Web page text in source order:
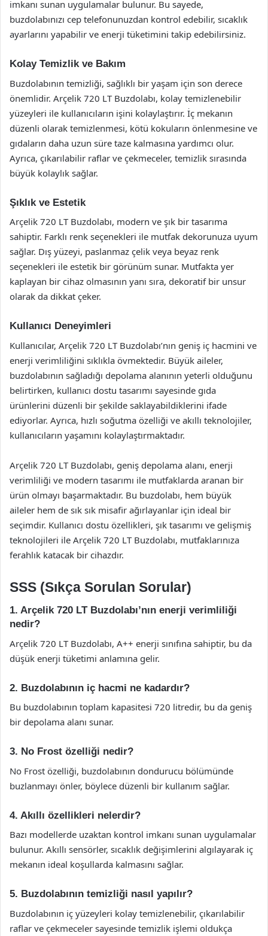
imkanı sunan uygulamalar bulunur. Bu sayede,
buzdolabınızı cep telefonunuzdan kontrol edebilir, sıcaklık
ayarlarını yapabilir ve enerji tüketimini takip edebilirsiniz.
Kolay Temizlik ve Bakım
Buzdolabının temizliği, sağlıklı bir yaşam için son derece
önemlidir. Arçelik 720 LT Buzdolabı, kolay temizlenebilir
yüzeyleri ile kullanıcıların işini kolaylaştırır. İç mekanın
düzenli olarak temizlenmesi, kötü kokuların önlenmesine ve
gıdaların daha uzun süre taze kalmasına yardımcı olur.
Ayrıca, çıkarılabilir raflar ve çekmeceler, temizlik sırasında
büyük kolaylık sağlar.
Şıklık ve Estetik
Arçelik 720 LT Buzdolabı, modern ve şık bir tasarıma
sahiptir. Farklı renk seçenekleri ile mutfak dekorunuza uyum
sağlar. Dış yüzeyi, paslanmaz çelik veya beyaz renk
seçenekleri ile estetik bir görünüm sunar. Mutfakta yer
kaplayan bir cihaz olmasının yanı sıra, dekoratif bir unsur
olarak da dikkat çeker.
Kullanıcı Deneyimleri
Kullanıcılar, Arçelik 720 LT Buzdolabı’nın geniş iç hacmini ve
enerji verimliliğini sıklıkla övmektedir. Büyük aileler,
buzdolabının sağladığı depolama alanının yeterli olduğunu
belirtirken, kullanıcı dostu tasarımı sayesinde gıda
ürünlerini düzenli bir şekilde saklayabildiklerini ifade
ediyorlar. Ayrıca, hızlı soğutma özelliği ve akıllı teknolojiler,
kullanıcıların yaşamını kolaylaştırmaktadır.
Arçelik 720 LT Buzdolabı, geniş depolama alanı, enerji
verimliliği ve modern tasarımı ile mutfaklarda aranan bir
ürün olmayı başarmaktadır. Bu buzdolabı, hem büyük
aileler hem de sık sık misafir ağırlayanlar için ideal bir
seçimdir. Kullanıcı dostu özellikleri, şık tasarımı ve gelişmiş
teknolojileri ile Arçelik 720 LT Buzdolabı, mutfaklarınıza
ferahlık katacak bir cihazdır.
SSS (Sıkça Sorulan Sorular)
1. Arçelik 720 LT Buzdolabı’nın enerji verimliliği
nedir?
Arçelik 720 LT Buzdolabı, A++ enerji sınıfına sahiptir, bu da
düşük enerji tüketimi anlamına gelir.
2. Buzdolabının iç hacmi ne kadardır?
Bu buzdolabının toplam kapasitesi 720 litredir, bu da geniş
bir depolama alanı sunar.
3. No Frost özelliği nedir?
No Frost özelliği, buzdolabının dondurucu bölümünde
buzlanmayı önler, böylece düzenli bir kullanım sağlar.
4. Akıllı özellikleri nelerdir?
Bazı modellerde uzaktan kontrol imkanı sunan uygulamalar
bulunur. Akıllı sensörler, sıcaklık değişimlerini algılayarak iç
mekanın ideal koşullarda kalmasını sağlar.
5. Buzdolabının temizliği nasıl yapılır?
Buzdolabının iç yüzeyleri kolay temizlenebilir, çıkarılabilir
raflar ve çekmeceler sayesinde temizlik işlemi oldukça